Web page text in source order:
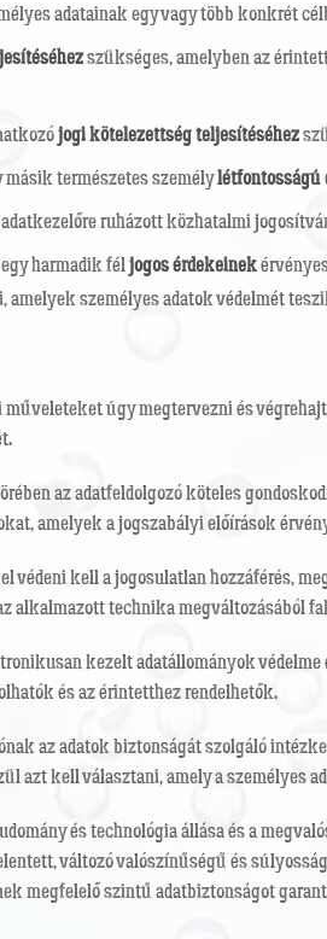
adatainak egy vagy több konkrét
szükséges, amelyben az
jogi kötelezettség teljesítéséhez
másik természetes személylétfontosságú
ruházott közhatalmi
harmadik féljogos érdekeinek
amelyek személyes adatok védelmét
úgy megtervezni és
az adatfeldolgozó köteles
amelyek a jogszabályi előírások
védeni kell a jogosulatlan hozzáférés,
alkalmazott technika megváltozásából
kezelt adatállományok
és az érintetthez rendelhetők.
az adatok biztonságát szolgáló
azt kell választani, amely a személyes
és technológia állása és a
változó valószínűségű és
megfelelő szintű adatbiztonságot